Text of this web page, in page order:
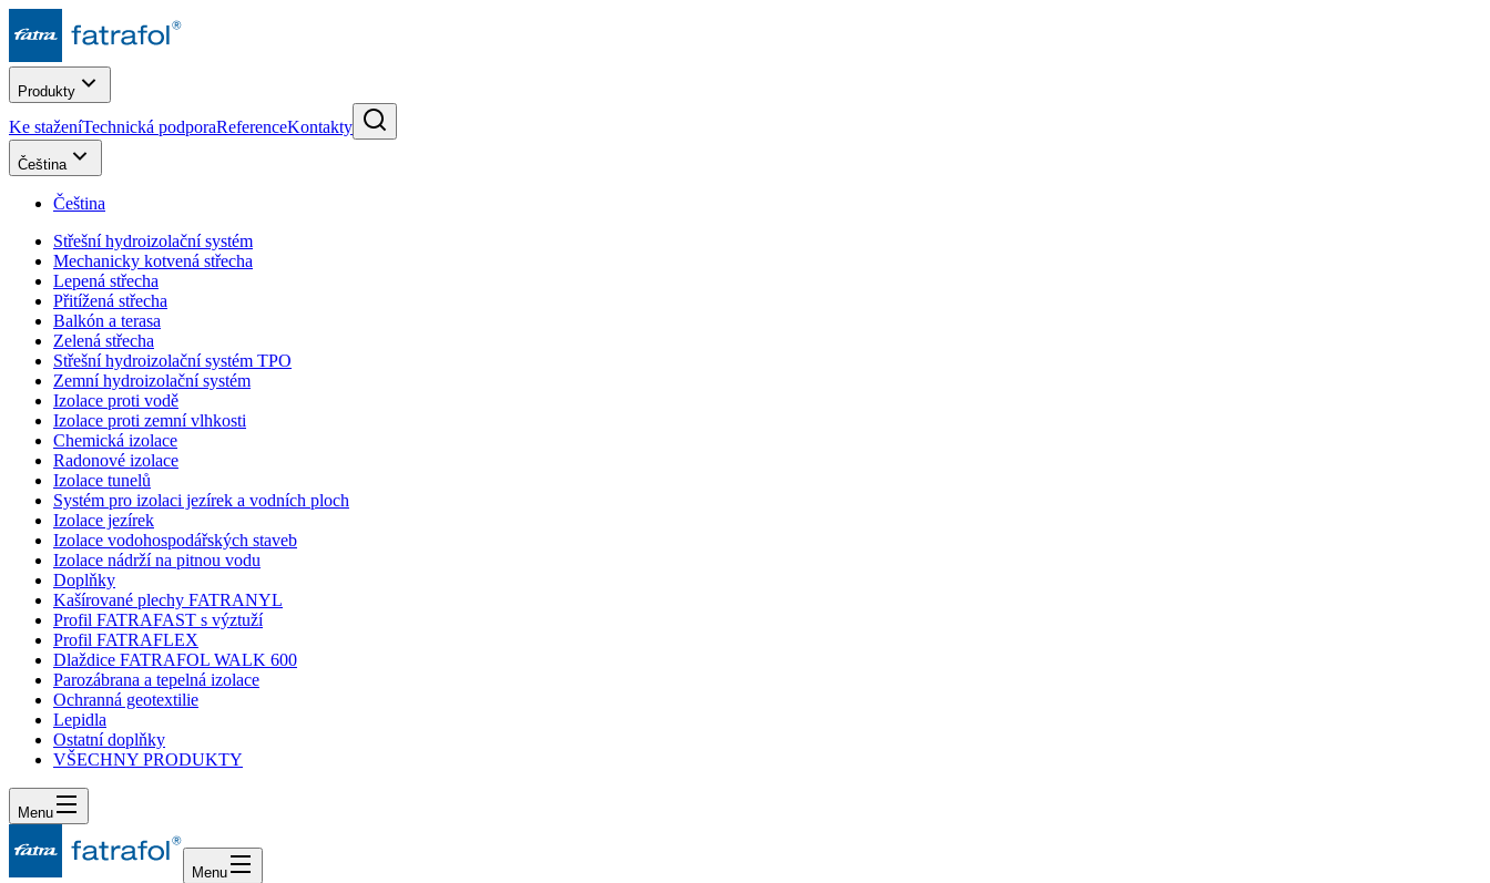
Produkty
Ke staženíTechnická podporaReferenceKontakty
Čeština
Čeština
Střešní hydroizolační systém
Mechanicky kotvená střecha
Lepená střecha
Přitížená střecha
Balkón a terasa
Zelená střecha
Střešní hydroizolační systém TPO
Zemní hydroizolační systém
Izolace proti vodě
Izolace proti zemní vlhkosti
Chemická izolace
Radonové izolace
Izolace tunelů
Systém pro izolaci jezírek a vodních ploch
Izolace jezírek
Izolace vodohospodářských staveb
Izolace nádrží na pitnou vodu
Doplňky
Kašírované plechy FATRANYL
Profil FATRAFAST s výztuží
Profil FATRAFLEX
Dlaždice FATRAFOL WALK 600
Parozábrana a tepelná izolace
Ochranná geotextilie
Lepidla
Ostatní doplňky
VŠECHNY PRODUKTY
Menu
Menu